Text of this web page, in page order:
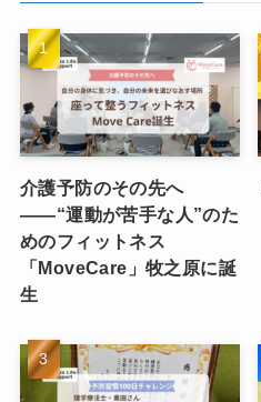
介護予防のその先へ
――“運動が苦手な人”のた
めのフィットネス
「MoveCare」牧之原に誕
生